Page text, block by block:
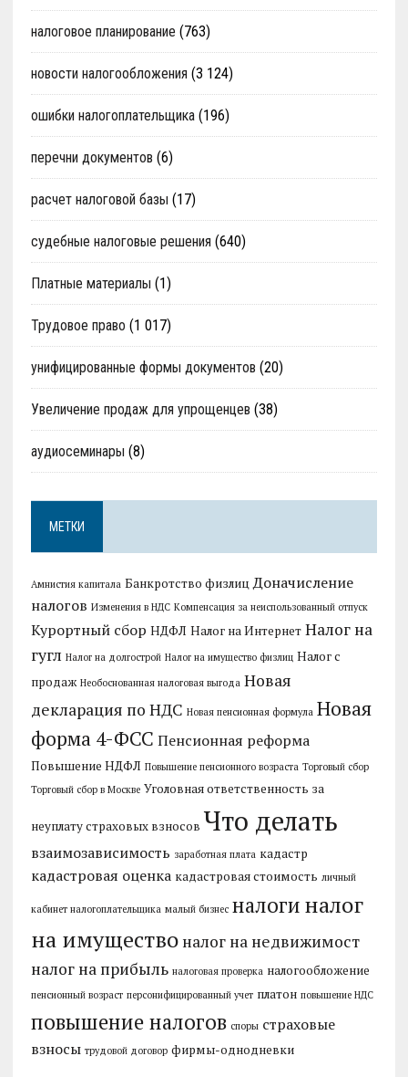
налоговое планирование (763)
новости налогообложения (3 124)
ошибки налогоплательщика(196)
перечни документов (6)
расчет налоговой базы (17)
судебные налоговые решения (640)
Платные материалы (1)
Трудовое право (1 017)
унифицированные формы документов (20)
Увеличение продаж для упрощенцев (38)
аудиосеминары (8)
МЕТКИ
Амнистия капитала Банкротство физлиц Доначисление
налогов Изменения в НДС Компенсация за неиспользованный отпуск
Курортный сбор НДФЛ Налог на Интернет Налог на
гугл Налог на долгострой Налог на имущество физлиц Налог с
продаж Необоснованная налоговая выгода Новая
декларация по НДС Новая пенсионная формула Новая
форма 4-ФСС Пенсионная реформа
Повышение НДФЛ Повышение пенсионного возраста Торговый сбор
Торговый сбор в Москве Уголовная ответственность за
неуплату страховых взносов Что делать
взаимозависимость заработная плата кадастр
кадастровая оценка кадастровая стоимость личный
кабинет налогоплательщика малый бизнес налоги налог
на имущество налог на недвижимост
налог на прибыль налоговая проверка налогообложение
пенсионный возраст персонифицированный учет платон повышение НДС
повышение налогов споры страховые
взносы трудовой договор фирмы-однодневки